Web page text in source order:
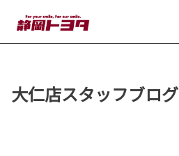
大仁店スタッフブログ